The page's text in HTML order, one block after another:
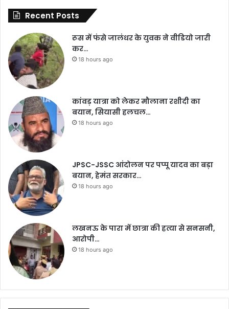
Recent Posts
रूस में फंसे जालंधर के युवक ने वीडियो जारी
कर…
18 hours ago
कांवड़ यात्रा को लेकर मौलाना रशीदी का
बयान, सियासी हलचल…
18 hours ago
JPSC-JSSC आंदोलन पर पप्पू यादव का बड़ा
बयान, हेमंत सरकार…
18 hours ago
लखनऊ के पारा में छात्रा की हत्या से सनसनी,
आरोपी…
18 hours ago